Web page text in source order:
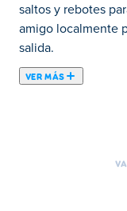
saltos y rebotes
amigo localmente
salida.
VER MÁS
Bounce. En esta
uno, sino dos
un lado a otro en